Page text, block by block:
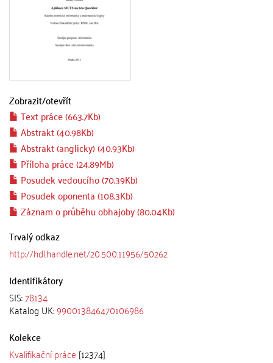
Zobrazit/otevřít
Text práce (663.7Kb)
Abstrakt (40.98Kb)
Abstrakt (anglicky) (40.93Kb)
Příloha práce (24.89Mb)
Posudek vedoucího (70.39Kb)
Posudek oponenta (108.3Kb)
Záznam o průběhu obhajoby (80.04Kb)
Trvalý odkaz
http://hdl.handle.net/20.500.11956/50262
Identifikátory
SIS:78134
Katalog UK:990013846470106986
Kolekce
Kvalifikační práce [12374]